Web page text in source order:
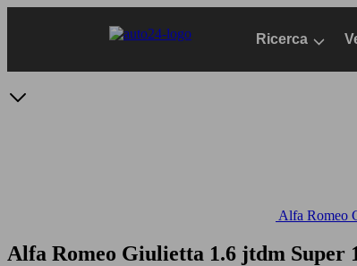
Ricerca
Alfa Romeo
Alfa Romeo Giulietta 1.6 jtdm Super